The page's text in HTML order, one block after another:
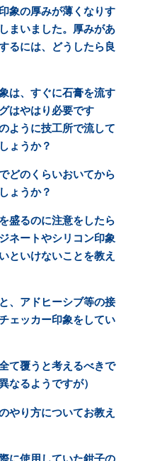
象の厚みが薄くなりす
まいました。厚みがあ
るには、どうしたら良
は、すぐに石膏を流す
はやはり必要です
ように技工所で流して
ょうか？
どのくらいおいてから
ょうか？
盛るのに注意をしたら
ネートやシリコン印象
といけないことを教え
、アドヒーシブ等の接
ェッカー印象をしてい
て覆うと考えるべきで
なるようですが）
やり方についてお教え
に使用していた鉗子の